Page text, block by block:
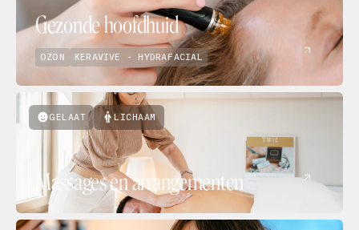
Gezonde hoofdhuid
OZON KERAVIVE - HYDRAFACIAL
GELAAT LICHAAM
Massages en arrangementen